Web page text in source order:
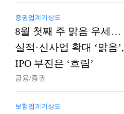
증권업계기상도
8월 첫째 주 맑음 우세…
실적·신사업 확대 ‘맑음’,
IPO 부진은 ‘흐림’
금융/증권
보험업계기상도